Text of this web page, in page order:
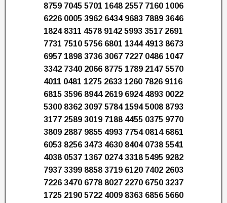
8759 7045 5701 1648 2557 7160 1006
6226 0005 3962 6434 9683 7889 3646
1824 8311 4578 9142 5993 3517 2691
7731 7510 5756 6801 1344 4913 8673
6957 1898 3736 3067 7227 0486 1047
3342 7340 2066 8775 1789 2147 5570
4011 0481 1275 2633 1260 7826 9116
6815 3596 8944 2619 6924 4893 0022
5300 8362 3097 5784 1594 5008 8793
3177 2589 3019 7188 4455 0375 9770
3809 2887 9855 4993 7754 0814 6861
6053 8256 3473 4630 8404 0738 5541
4038 0537 1367 0274 3318 5495 9282
7937 3399 8858 3719 6120 7402 2603
7226 3470 6778 8027 2270 6750 3237
1725 2190 5722 4009 8363 6856 5660